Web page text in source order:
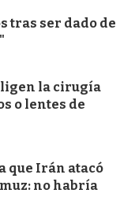
tras ser dado de
la cirugía
o lentes de
que Irán atacó
no habría